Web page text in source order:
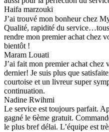
Haifa marzouki
J’ai trouvé mon bonheur chez
Qualité, rapidité du
rendre mon premier achat chez
bientôt !
Maram Louati
J’ai fait mon premier achat chez
dernier! Je suis plus que
courtoise et un livreur super
continuation.
Nadine Rwihmi
Le service est toujours parfait.
gagné le 6ème gratuit.
le plus bref délai. L’équipe est